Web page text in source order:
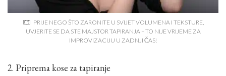
PRIJE NEGO ŠTO ZARONITE U SVIJET VOLUMENA I TEKSTURE,
UVJERITE SE DA STE MAJSTOR TAPIRANJA – TO NIJE VRIJEME ZA
IMPROVIZACIJU U ZADNJI ČAS!
2. Priprema kose za tapiranje